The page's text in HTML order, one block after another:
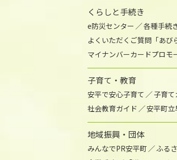
くらしと手続き
e防災センター 各種手続
よくいただくご質問「あび
マイナンバーカードプロモ
子育て・教育
安平で安心子育て 子育
社会教育ガイド
安平町立
地域振興・団体
みんなでPR安平町 ふる